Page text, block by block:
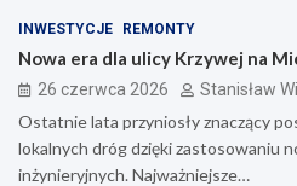
INWESTYCJE REMONTY
Nowa era dla ulicy Krzywej na
26 czerwca 2026 Stanisław
Ostatnie lata przyniosły znaczący
lokalnych dróg dzięki zastosowaniu
inżynieryjnych. Najważniejsze…